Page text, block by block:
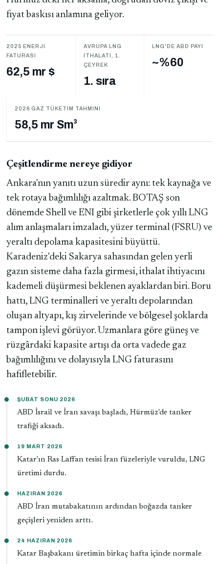
fiyat baskısı anlamına geliyor.
2025 ENERJI
FATURASI
62,5 mr $
AVRUPA LNG
ITHALATI, 1.
ÇEYREK
1. sıra
LNG'DE ABD PAYI
~%60
2026 GAZ TÜKETIM TAHMINI
58,5 mr Sm³
Çeşitlendirme nereye gidiyor
Ankara'nın yanıtı uzun süredir aynı: tek kaynağa ve
tek rotaya bağımlılığı azaltmak. BOTAŞ son
dönemde Shell ve ENI gibi şirketlerle çok yıllı LNG
alım anlaşmaları imzaladı, yüzer terminal (FSRU) ve
yeraltı depolama kapasitesini büyüttü.
Karadeniz'deki Sakarya sahasından gelen yerli
gazın sisteme daha fazla girmesi, ithalat ihtiyacını
kademeli düşürmesi beklenen ayaklardan biri. Boru
hattı, LNG terminalleri ve yeraltı depolarından
oluşan altyapı, kış zirvelerinde ve bölgesel şoklarda
tampon işlevi görüyor. Uzmanlara göre güneş ve
rüzgârdaki kapasite artışı da orta vadede gaz
bağımlılığını ve dolayısıyla LNG faturasını
hafifletebilir.
ŞUBAT SONU 2026
ABD İsrail ve İran savaşı başladı, Hürmüz'de tanker
trafiği aksadı.
19 MART 2026
Katar'ın Ras Laffan tesisi İran füzeleriyle vuruldu, LNG
üretimi durdu.
HAZIRAN 2026
ABD İran mutabakatının ardından boğazda tanker
geçişleri yeniden arttı.
24 HAZIRAN 2026
Katar Başbakanı üretimin birkaç hafta içinde normale